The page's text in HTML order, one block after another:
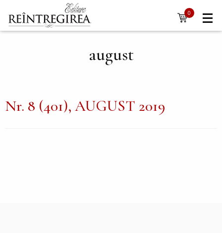
Mergi la conţinutul principal
Navigare
principală
0
items
august
Nr. 8 (401), AUGUST 2019